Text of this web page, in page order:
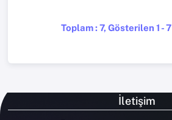
Toplam : 7, Gösterilen 1 - 7
İletişim